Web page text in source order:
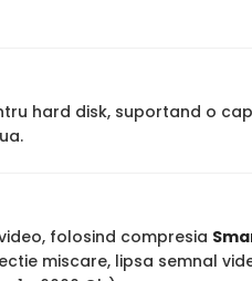
hard disk, suportand o
folosind compresia
miscare, lipsa semnal